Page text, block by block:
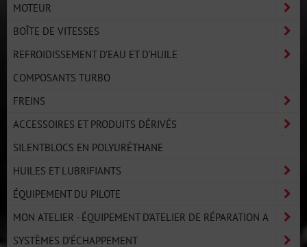
MOTEUR
BOÎTE DE VITESSES
REFROIDISSEMENT D'EAU ET D'HUILE
COMPOSANTS TURBO
FREINS
ACCESSOIRES ET PRODUITS DÉRIVÉS
SILENTBLOCS EN POLYURÉTHANE
HUILES ET LUBRIFIANTS
ÉQUIPEMENT DU PILOTE
MON ATELIER - ÉQUIPEMENT D'ATELIER DE RÉPARATION A
SYSTÈMES D'ÉCHAPPEMENT